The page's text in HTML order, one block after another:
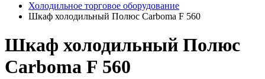
Холодильное торговое оборудование
Шкаф холодильный Полюс Carboma F 560
Шкаф холодильный Полюс
Carboma F 560